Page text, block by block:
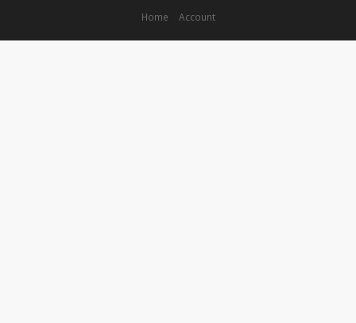
Home
Account